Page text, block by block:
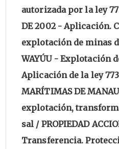
autorizada por la ley
DE 2002 - Aplicación.
explotación de minas
WAYÚU - Explotación
Aplicación de la ley
MARÍTIMAS DE
explotación,
sal / PROPIEDAD
Transferencia.